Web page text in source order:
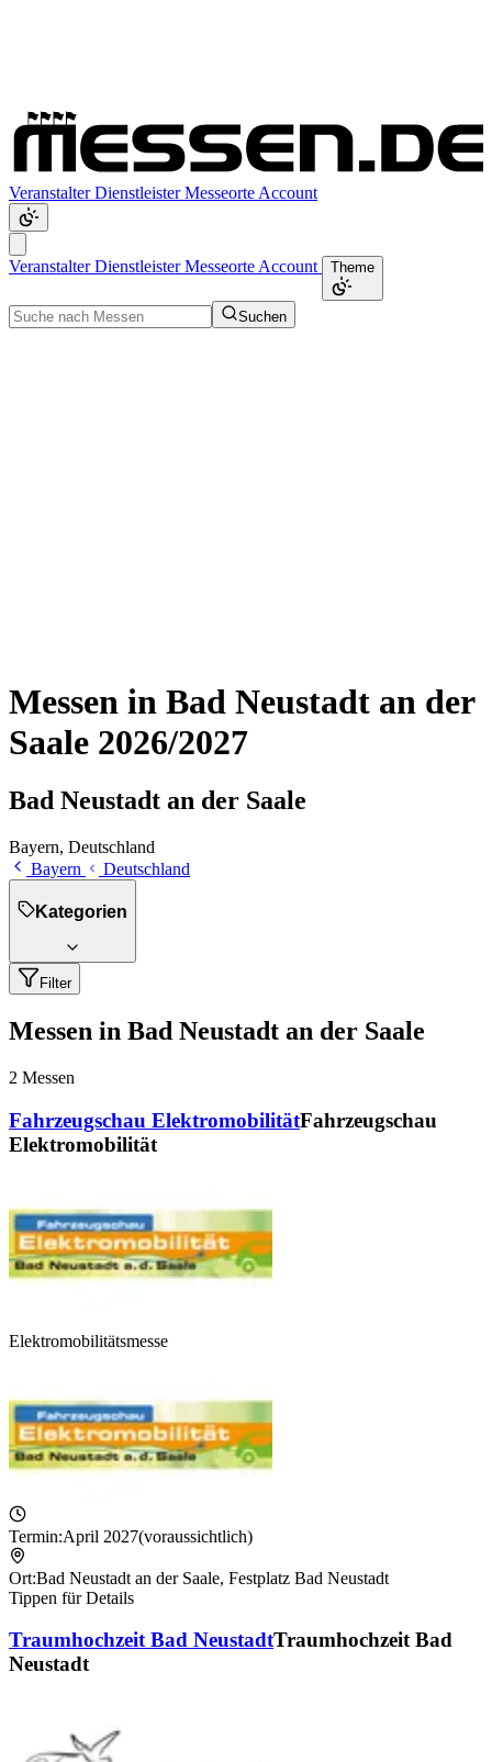
VeranstalterDienstleisterMesseorte Account
VeranstalterDienstleisterMesseorte Account Theme
Suchen
Messen in Bad Neustadt an der
Saale 2026/2027
Bad Neustadt an der Saale
Bayern, Deutschland
Bayern
Deutschland
Kategorien
Filter
Messen in Bad Neustadt an der Saale
2 Messen
Fahrzeugschau ElektromobilitätFahrzeugschau
Elektromobilität
Elektromobilitätsmesse
Termin:April 2027(voraussichtlich)
Ort:Bad Neustadt an der Saale, Festplatz Bad Neustadt
Tippen für Details
Traumhochzeit Bad NeustadtTraumhochzeit Bad
Neustadt